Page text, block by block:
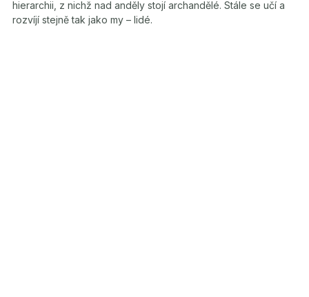
hierarchii, z nichž nad anděly stojí archandělé. Stále se učí a
rozvíjí stejně tak jako my – lidé.